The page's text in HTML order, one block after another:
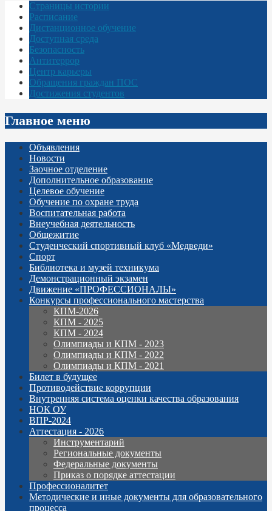
Страницы истории
Расписание
Дистанционное обучение
Доступная среда
Безопасность
Антитеррор
Центр карьеры
Обращения граждан ПОС
Достижения студентов
Главное меню
Объявления
Новости
Заочное отделение
Дополнительное образование
Целевое обучение
Обучение по охране труда
Воспитательная работа
Внеучебная деятельность
Общежитие
Студенческий спортивный клуб «Медведи»
Спорт
Библиотека и музей техникума
Демонстрационный экзамен
Движение «ПРОФЕССИОНАЛЫ»
Конкурсы профессионального мастерства
КПМ-2026
КПМ - 2025
КПМ - 2024
Олимпиады и КПМ - 2023
Олимпиады и КПМ - 2022
Олимпиады и КПМ - 2021
Билет в будущее
Противодействие коррупции
Внутренняя система оценки качества образования
НОК ОУ
ВПР-2024
Аттестация - 2026
Инструментарий
Региональные документы
Федеральные документы
Приказ о порядке аттестации
Профессионалитет
Методические и иные документы для образовательного
процесса